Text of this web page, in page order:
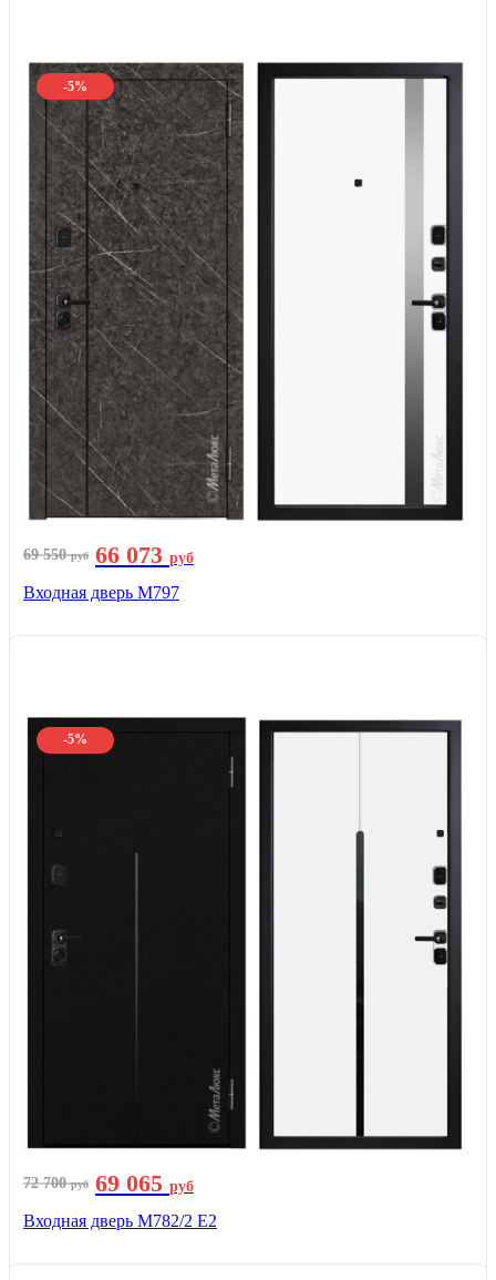
-5%
69 550руб 66 073 руб
Входная дверь М797
-5%
72 700руб 69 065 руб
Входная дверь М782/2 E2